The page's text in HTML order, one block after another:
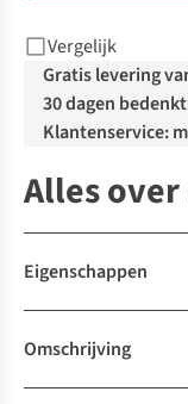
Vergelijk
Gratis levering
30 dagen
Klantenservice:
Alles
Eigenschappen
Omschrijving